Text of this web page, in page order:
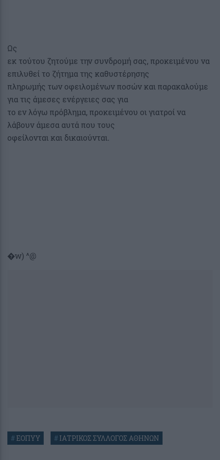
Ως
εκ τούτου ζητούμε την συνδρομή σας, προκειμένου να
επιλυθεί το ζήτημα της καθυστέρησης
πληρωμής των οφειλομένων ποσών και παρακαλούμε
για τις άμεσες ενέργειες σας για
το εν λόγω πρόβλημα, προκειμένου οι γιατροί να
λάβουν άμεσα αυτά που τους
οφείλονται και δικαιούνται.
�w) ^@
#ΕΟΠΥΥ #ΙΑΤΡΙΚΟΣ ΣΥΛΛΟΓΟΣ ΑΘΗΝΩΝ